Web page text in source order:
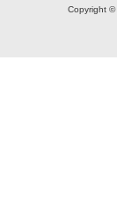
Copyright ©